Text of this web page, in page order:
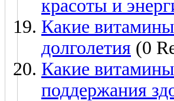
красоты и
Какие
долголетия (0
Какие
поддержания